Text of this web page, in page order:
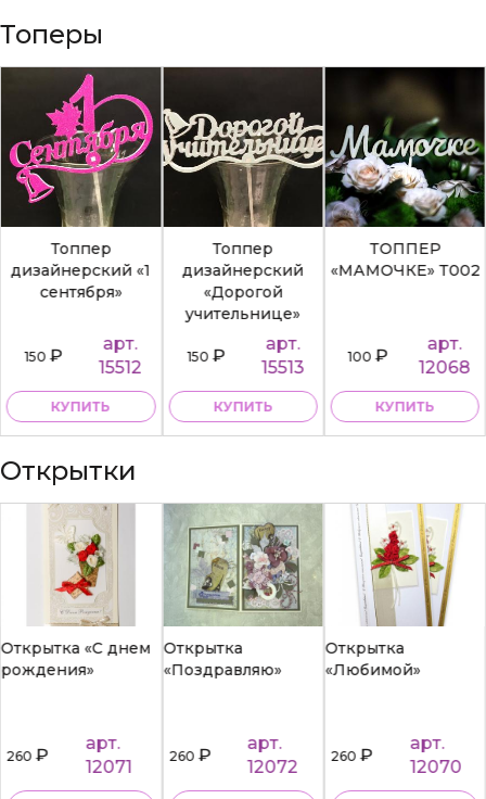
Топеры
Топпер
дизайнерский «1
сентября»
150₽
арт.
15512
КУПИТЬ
Топпер
дизайнерский
«Дорогой
учительнице»
150₽
арт.
15513
КУПИТЬ
ТОППЕР
«МАМОЧКЕ» Т002
100₽
арт.
12068
КУПИТЬ
Открытки
Открытка «С днем
рождения»
260₽
арт.
12071
Открытка
«Поздравляю»
260₽
арт.
12072
Открытка
«Любимой»
260₽
арт.
12070